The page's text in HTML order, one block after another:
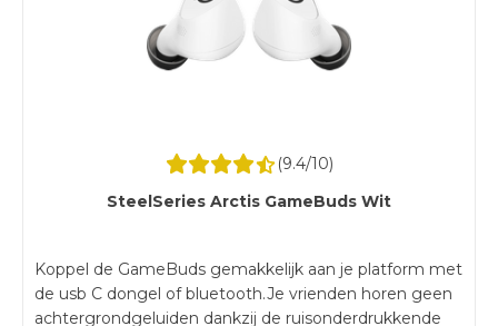
(9.4/10)
SteelSeries Arctis GameBuds Wit
Koppel de GameBuds gemakkelijk aan je platform met
de usb C dongel of bluetooth.Je vrienden horen geen
achtergrondgeluiden dankzij de ruisonderdrukkende